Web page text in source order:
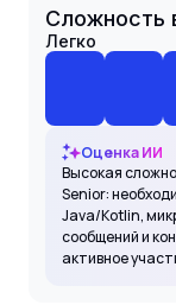
Сложность
Легко
Оценка ИИ
Высокая
Senior:
Java/Kotlin,
сообщений и
активное